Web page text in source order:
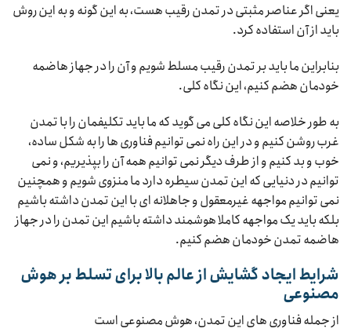
یعنی اگر عناصر مثبتی در تمدن رقیب هست، به این گونه و به این روش
باید از آن استفاده کرد.
بنابراین ما باید بر تمدن رقیب مسلط شویم و آن را در جهاز هاضمه
خودمان هضم کنیم، این نگاه کلی.
به طور خلاصه این نگاه کلی می گوید که ما باید تکلیفمان را با تمدن
غرب روشن کنیم و در این راه نمی توانیم فناوری ها را به شکل ساده،
خوب و بد کنیم و از طرف دیگر نمی توانیم همه آن را بپذیریم، و نمی
توانیم در دنیایی که این تمدن سیطره دارد ما منزوی شویم و همچنین
نمی توانیم مواجهه غیرمعقول و جاهلانه ای با این تمدن داشته باشیم
بلکه باید یک مواجهه کاملا هوشمند داشته باشیم این تمدن را در جهاز
هاضمه تمدن خودمان هضم کنیم.
شرایط ایجاد گشایش از عالم بالا برای تسلط بر هوش
مصنوعی
از جمله فناوری های این تمدن، هوش مصنوعی است